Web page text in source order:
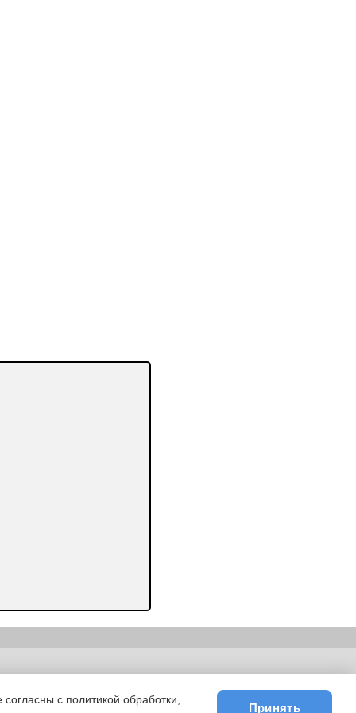
|E-mail
с политикой обработки,
Принять